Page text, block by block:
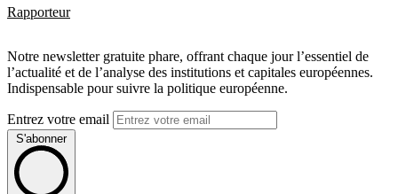
Rapporteur
Notre newsletter gratuite phare, offrant chaque jour l’essentiel de
l’actualité et de l’analyse des institutions et capitales européennes.
Indispensable pour suivre la politique européenne.
Entrez votre email
S'abonner